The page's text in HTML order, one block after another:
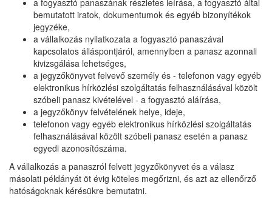
a fogyasztó panaszának részletes leírása, a fogyasztó által
bemutatott iratok, dokumentumok és egyéb bizonyítékok
jegyzéke,
a vállalkozás nyilatkozata a fogyasztó panaszával
kapcsolatos álláspontjáról, amennyiben a panasz azonnali
kivizsgálása lehetséges,
a jegyzőkönyvet felvevő személy és - telefonon vagy egyéb
elektronikus hírközlési szolgáltatás felhasználásával közölt
szóbeli panasz kivételével - a fogyasztó aláírása,
a jegyzőkönyv felvételének helye, ideje,
telefonon vagy egyéb elektronikus hírközlési szolgáltatás
felhasználásával közölt szóbeli panasz esetén a panasz
egyedi azonosítószáma.
A vállalkozás a panaszról felvett jegyzőkönyvet és a válasz
másolati példányát öt évig köteles megőrizni, és azt az ellenőrző
hatóságoknak kérésükre bemutatni.